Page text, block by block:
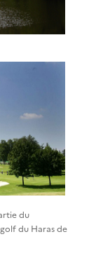
du
du Haras de